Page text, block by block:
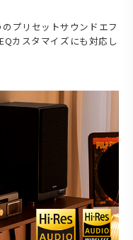
プリセットサウンドエフ
カスタマイズにも対応し